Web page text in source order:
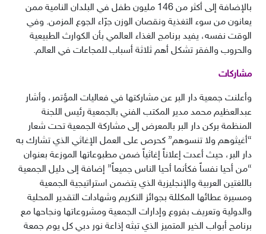
بالإضافة إلى أكثر من 146 مليون طفل في البلدان النامية ممن
يعانون من سوء التغذية ونقصان الوزن جرّاء الجوع المزمن. وفي
الوقت نفسه، يفيد برنامج الغذاء العالمي بأن الكوارث الطبيعية
والحروب والفقر تشكل أهم ثلاثة أسباب للمجاعات في العالم.
مشاركات
وأعلنت جمعية دار البر عن مشاركتها في فعاليات المؤتمر، وأشار
عبدالعظيم محمد مدير المكتب الفني بالجمعية رئيس اللجنة
المنظمة بركن دار البر بالمعرض إلى مشاركة الجمعية تحت شعار
“أغيثوهم ولا تنسوهم” كحرص على العمل الإغاثي الذي تشارك به
دار البر، حيث أعدت إعلاناً إغاثياً ضمن مطبوعاتها الموزعة بعنوان
“من أحيا نفساً فكأنما أحيا الناس جميعاً” إضافة إلى دليل الجمعية
باللغتين العربية والإنجليزية الذي يتضمن استراتيجية الجمعية
ومسيرة عطائها المكللة بجوائز التكريم وشهادات التقدير المحلية
والدولية وتعريف بفروع وإدارات الجمعية ومشروعاتها ونجاحها مع
برنامج أبواب الخير المتميز الذي تبثه إذاعة نور دبي كل يوم جمعة